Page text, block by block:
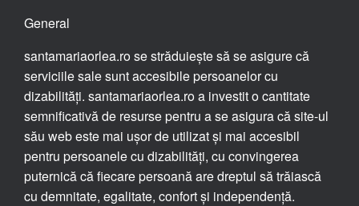
General
santamariaorlea.ro se străduiește să se asigure că
serviciile sale sunt accesibile persoanelor cu
dizabilități. santamariaorlea.ro a investit o cantitate
semnificativă de resurse pentru a se asigura că site-ul
său web este mai ușor de utilizat și mai accesibil
pentru persoanele cu dizabilități, cu convingerea
puternică că fiecare persoană are dreptul să trăiască
cu demnitate, egalitate, confort și independență.